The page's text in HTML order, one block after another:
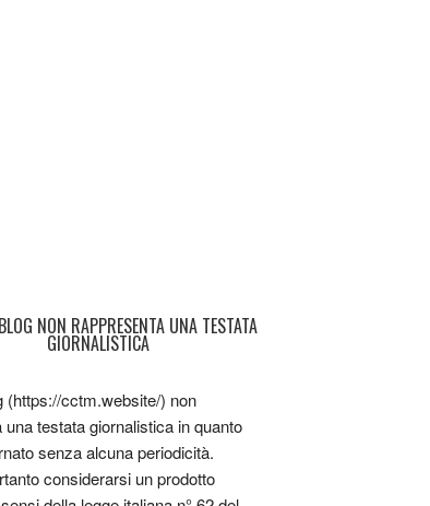
NON RAPPRESENTA UNA TESTATA
GIORNALISTICA
(https://cctm.website/) non
una testata giornalistica in quanto
senza alcuna periodicità.
considerarsi un prodotto